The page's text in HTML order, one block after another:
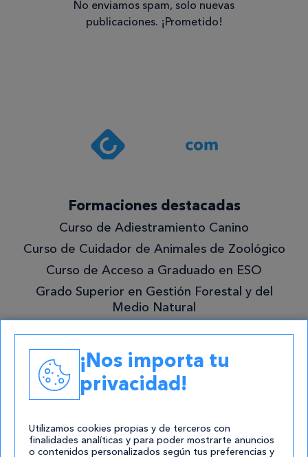
Consentimiento
política de
privacidad .*
¡Quiero
mejor!
No enviamos spam, solo nuevas
publicaciones. ¡Prometido!
Formaciones destacadas
Curso de Adiestramiento Canino
Curso de Cuidador de Animales de Zoológico
Curso de Acceso a Graduado en ESO
Grado Superior en Gestión Forestal y del
Medio Natural
Contacto
atencion@cursos.com
Redes Sociales
¡Nos importa tu
privacidad!
Utilizamos cookies propias y de terceros con
finalidades analíticas y para poder mostrarte anuncios
o contenidos personalizados según tus preferencias y